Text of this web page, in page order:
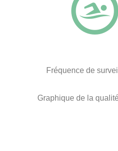
Fréquence de
Graphique de la